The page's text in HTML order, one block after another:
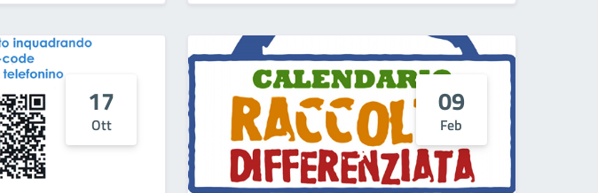
17
Ott
09
Feb